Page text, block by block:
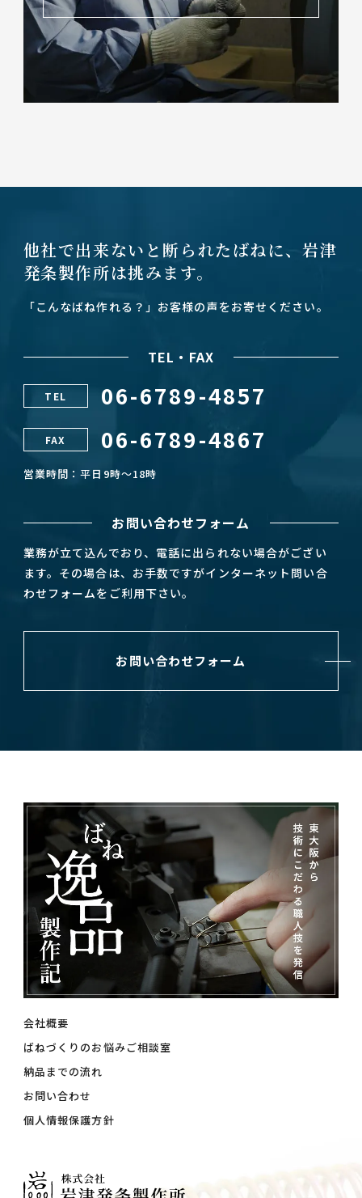
他社で出来ないと断られたばねに、岩津
発条製作所は挑みます。
「こんなばね作れる？」お客様の声をお寄せください。
TEL・FAX
TEL 06-6789-4857
FAX 06-6789-4867
営業時間：平日9時～18時
お問い合わせフォーム
業務が立て込んでおり、電話に出られない場合がござい
ます。その場合は、お手数ですがインターネット問い合
わせフォームをご利用下さい。
お問い合わせフォーム
会社概要
ばねづくりのお悩みご相談室
納品までの流れ
お問い合わせ
個人情報保護方針